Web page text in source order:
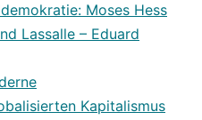
Moses Hess
Lassalle – Eduard
Kapitalismus